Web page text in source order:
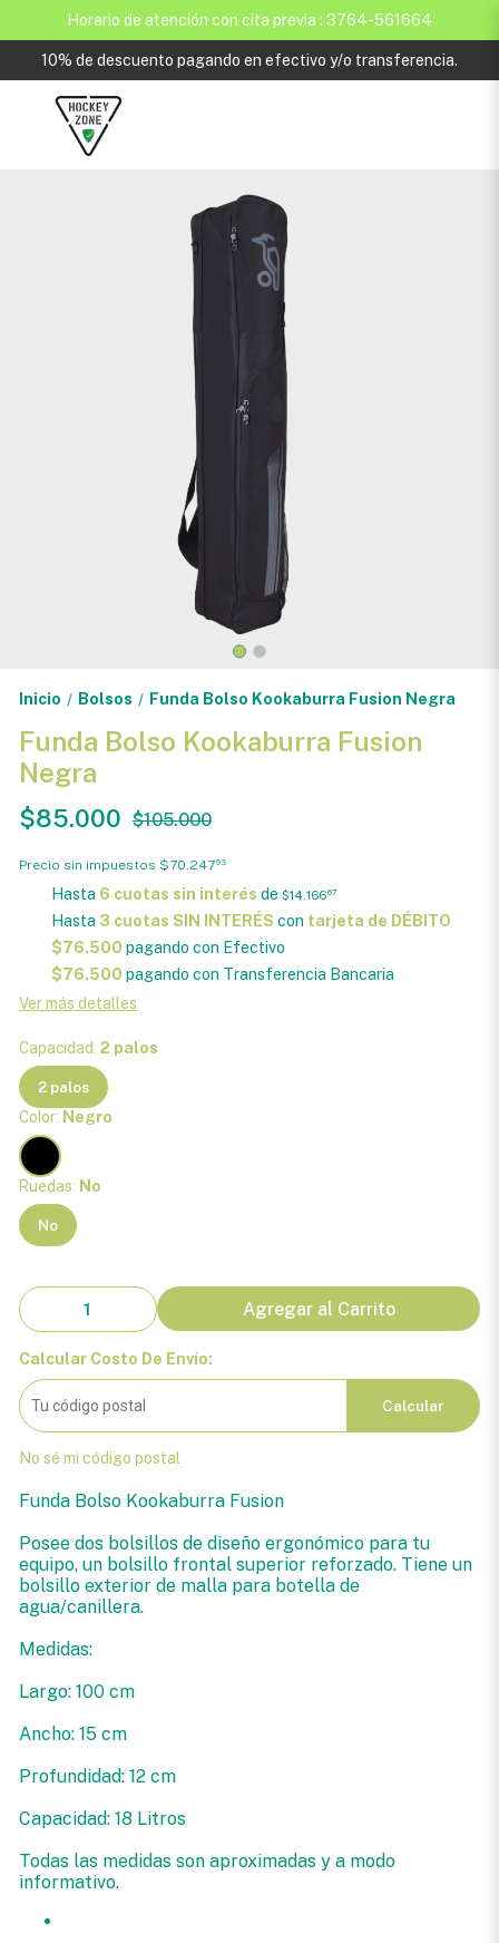
Horario de atención con cita previa : 3764-561664
10% de descuento pagando en efectivo y/o transferencia.
Inicio / Bolsos / Funda Bolso Kookaburra Fusion Negra
Funda Bolso Kookaburra Fusion
Negra
$85.000 $105.000
Precio sin impuestos $70.24793
Hasta 6 cuotas sin interés de $14.16667
Hasta 3 cuotas SIN INTERÉS con tarjeta de DÉBITO
$76.500 pagando con Efectivo
$76.500 pagando con Transferencia Bancaria
Ver más detalles
Capacidad: 2 palos
2 palos
Color: Negro
Ruedas: No
No
Agregar al Carrito
Calcular Costo De Envío:
Calcular
No sé mi código postal
Funda Bolso Kookaburra Fusion
Posee dos bolsillos de diseño ergonómico para tu
equipo, un bolsillo frontal superior reforzado. Tiene un
bolsillo exterior de malla para botella de
agua/canillera.
Medidas:
Largo: 100 cm
Ancho: 15 cm
Profundidad: 12 cm
Capacidad: 18 Litros
Todas las medidas son aproximadas y a modo
informativo.